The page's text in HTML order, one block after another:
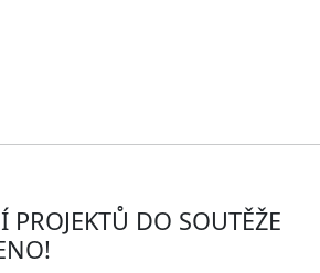
PROJEKTŮ DO SOUTĚŽE